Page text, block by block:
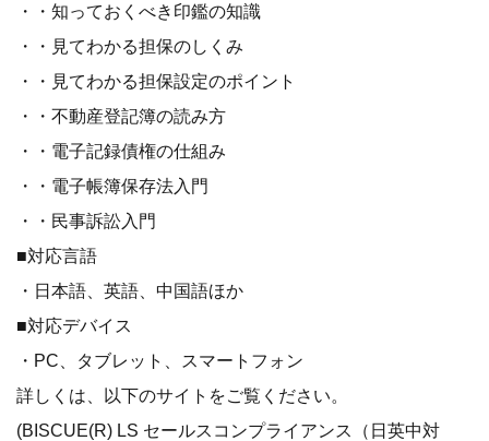
・・知っておくべき印鑑の知識
・・見てわかる担保のしくみ
・・見てわかる担保設定のポイント
・・不動産登記簿の読み方
・・電子記録債権の仕組み
・・電子帳簿保存法入門
・・民事訴訟入門
■対応言語
・日本語、英語、中国語ほか
■対応デバイス
・PC、タブレット、スマートフォン
詳しくは、以下のサイトをご覧ください。
(BISCUE(R) LS セールスコンプライアンス（日英中対